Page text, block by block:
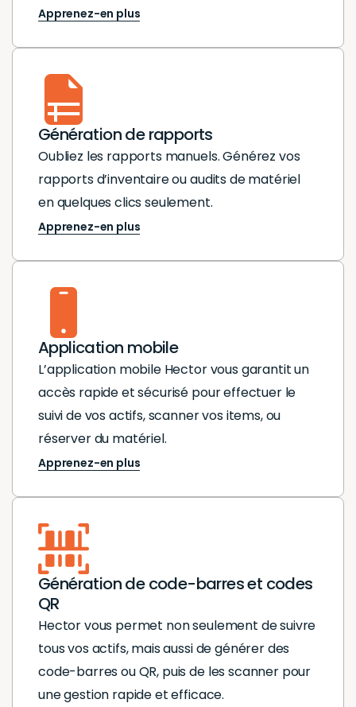
Apprenez-en plus
Génération de rapports
Oubliez les rapports manuels. Générez vos
rapports d’inventaire ou audits de matériel
en quelques clics seulement.
Apprenez-en plus
Application mobile
L’application mobile Hector vous garantit un
accès rapide et sécurisé pour effectuer le
suivi de vos actifs, scanner vos items, ou
réserver du matériel.
Apprenez-en plus
Génération de code-barres et codes
QR
Hector vous permet non seulement de suivre
tous vos actifs, mais aussi de générer des
code-barres ou QR, puis de les scanner pour
une gestion rapide et efficace.